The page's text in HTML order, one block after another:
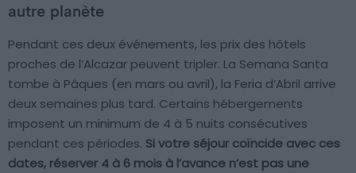
autre planète
Pendant ces deux événements, les prix des hôtels
proches de l’Alcazar peuvent tripler. La Semana Santa
tombe à Pâques (en mars ou avril), la Feria d’Abril arrive
deux semaines plus tard. Certains hébergements
imposent un minimum de 4 à 5 nuits consécutives
pendant ces périodes. Si votre séjour coïncide avec ces
dates, réserver 4 à 6 mois à l’avance n’est pas une